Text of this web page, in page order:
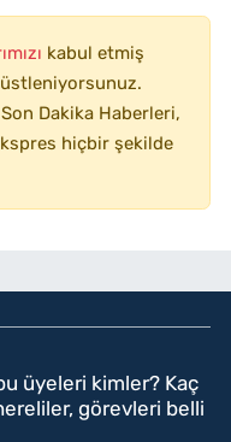
kabul etmiş
Dakika Haberleri,
hiçbir şekilde
üyeleri kimler? Kaç
görevleri belli